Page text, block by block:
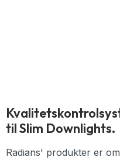
til Slim Downlights.
Radians' produkter er